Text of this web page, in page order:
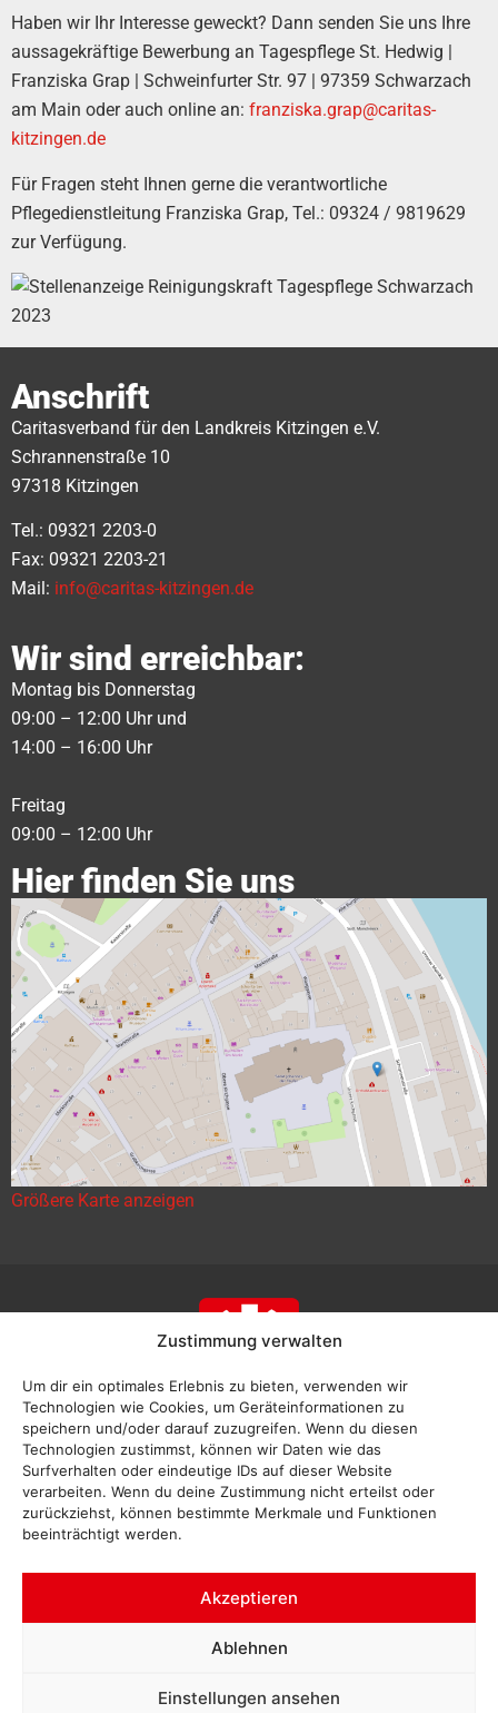
Zustimmung verwalten
Um dir ein optimales Erlebnis zu bieten, verwenden wir
Technologien wie Cookies, um Geräteinformationen zu
speichern und/oder darauf zuzugreifen. Wenn du diesen
Technologien zustimmst, können wir Daten wie das
Surfverhalten oder eindeutige IDs auf dieser Website
verarbeiten. Wenn du deine Zustimmung nicht erteilst oder
zurückziehst, können bestimmte Merkmale und Funktionen
beeinträchtigt werden.
Akzeptieren
Ablehnen
Einstellungen ansehen
Haben wir Ihr Interesse geweckt? Dann senden Sie uns Ihre
aussagekräftige Bewerbung an Tagespflege St. Hedwig |
Franziska Grap | Schweinfurter Str. 97 | 97359 Schwarzach
am Main oder auch online an: franziska.grap@caritas-
kitzingen.de
Für Fragen steht Ihnen gerne die verantwortliche
Pflegedienstleitung Franziska Grap, Tel.: 09324 / 9819629
zur Verfügung.
Anschrift
Caritasverband für den Landkreis Kitzingen e.V.
Schrannenstraße 10
97318 Kitzingen
Tel.: 09321 2203-0
Fax: 09321 2203-21
Mail: info@caritas-kitzingen.de
Wir sind erreichbar:
Montag bis Donnerstag
09:00 – 12:00 Uhr und
14:00 – 16:00 Uhr
Freitag
09:00 – 12:00 Uhr
Hier finden Sie uns
Größere Karte anzeigen
Interne Meldestelle Hinweisgeberschutzgesetz